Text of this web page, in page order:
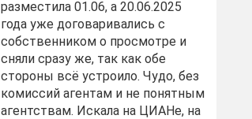
разместила 01.06, а 20.06.2025
года уже договаривались с
собственником о просмотре и
сняли сразу же, так как обе
стороны всё устроило. Чудо, без
комиссий агентам и не понятным
агентствам. Искала на ЦИАНе, на